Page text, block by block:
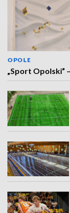
OPOLE
„Sport Opolski”